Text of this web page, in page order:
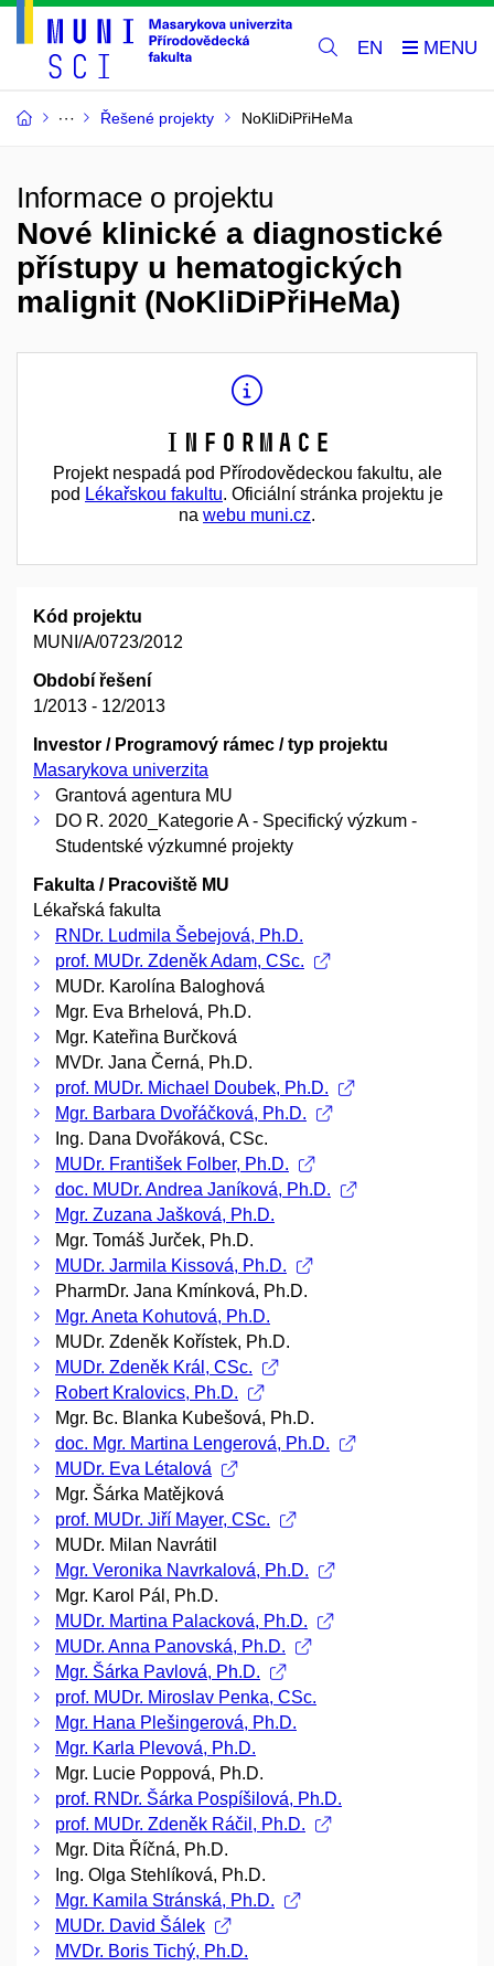
EN
Řešené projekty NoKliDiPřiHeMa
Informace o projektu
Nové klinické a diagnostické
přístupy u hematogických
malignit (NoKliDiPřiHeMa)
Informace
Projekt nespadá pod Přírodovědeckou fakultu, ale
pod Lékařskou fakultu. Oficiální stránka projektu je
na webu muni.cz.
Kód projektu
MUNI/A/0723/2012
Období řešení
1/2013 - 12/2013
Investor / Programový rámec / typ projektu
Masarykova univerzita
Grantová agentura MU
DO R. 2020_Kategorie A - Specifický výzkum -
Studentské výzkumné projekty
Fakulta / Pracoviště MU
Lékařská fakulta
RNDr. Ludmila Šebejová, Ph.D.
prof. MUDr. Zdeněk Adam, CSc.
MUDr. Karolína Baloghová
Mgr. Eva Brhelová, Ph.D.
Mgr. Kateřina Burčková
MVDr. Jana Černá, Ph.D.
prof. MUDr. Michael Doubek, Ph.D.
Mgr. Barbara Dvořáčková, Ph.D.
Ing. Dana Dvořáková, CSc.
MUDr. František Folber, Ph.D.
doc. MUDr. Andrea Janíková, Ph.D.
Mgr. Zuzana Jašková, Ph.D.
Mgr. Tomáš Jurček, Ph.D.
MUDr. Jarmila Kissová, Ph.D.
PharmDr. Jana Kmínková, Ph.D.
Mgr. Aneta Kohutová, Ph.D.
MUDr. Zdeněk Kořístek, Ph.D.
MUDr. Zdeněk Král, CSc.
Robert Kralovics, Ph.D.
Mgr. Bc. Blanka Kubešová, Ph.D.
doc. Mgr. Martina Lengerová, Ph.D.
MUDr. Eva Létalová
Mgr. Šárka Matějková
prof. MUDr. Jiří Mayer, CSc.
MUDr. Milan Navrátil
Mgr. Veronika Navrkalová, Ph.D.
Mgr. Karol Pál, Ph.D.
MUDr. Martina Palacková, Ph.D.
MUDr. Anna Panovská, Ph.D.
Mgr. Šárka Pavlová, Ph.D.
prof. MUDr. Miroslav Penka, CSc.
Mgr. Hana Plešingerová, Ph.D.
Mgr. Karla Plevová, Ph.D.
Mgr. Lucie Poppová, Ph.D.
prof. RNDr. Šárka Pospíšilová, Ph.D.
prof. MUDr. Zdeněk Ráčil, Ph.D.
Mgr. Dita Říčná, Ph.D.
Ing. Olga Stehlíková, Ph.D.
Mgr. Kamila Stránská, Ph.D.
MUDr. David Šálek
MVDr. Boris Tichý, Ph.D.